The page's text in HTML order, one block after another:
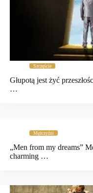
Szczęście
Głupotą jest żyć
…
Mężczyźni
„Men from my dreams”
charming …